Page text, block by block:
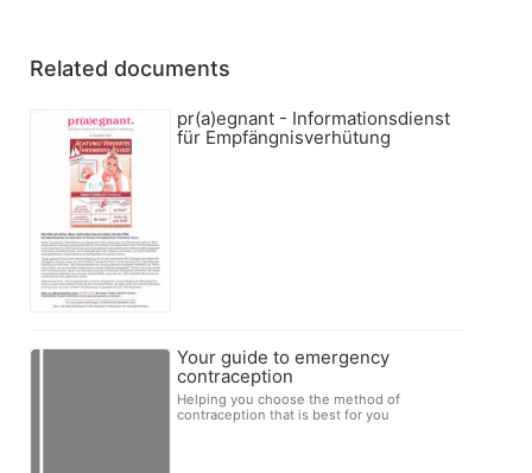
Related documents
pr(a)egnant - Informationsdienst
für Empfängnisverhütung
Your guide to emergency
contraception
Helping you choose the method of
contraception that is best for you